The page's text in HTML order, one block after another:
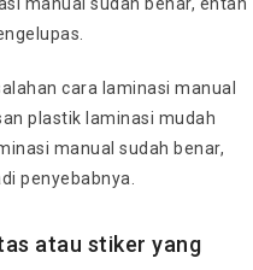
cara laminasi manual
plastik laminasi mudah
manual sudah benar,
penyebabnya.
atau stiker yang